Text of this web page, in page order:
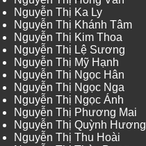
Nguyễn Thị Ka Ly
Nguyễn Thị Khánh Tâm
Nguyễn Thị Kim Thoa
Nguyễn Thị Lệ Sương
Nguyễn Thị Mỹ Hạnh
Nguyễn Thị Ngọc Hân
Nguyễn Thị Ngọc Nga
Nguyễn Thị Ngọc Ánh
Nguyễn Thị Phương Mai
Nguyễn Thị Quỳnh Hương
Nguyễn Thị Thu Hoài